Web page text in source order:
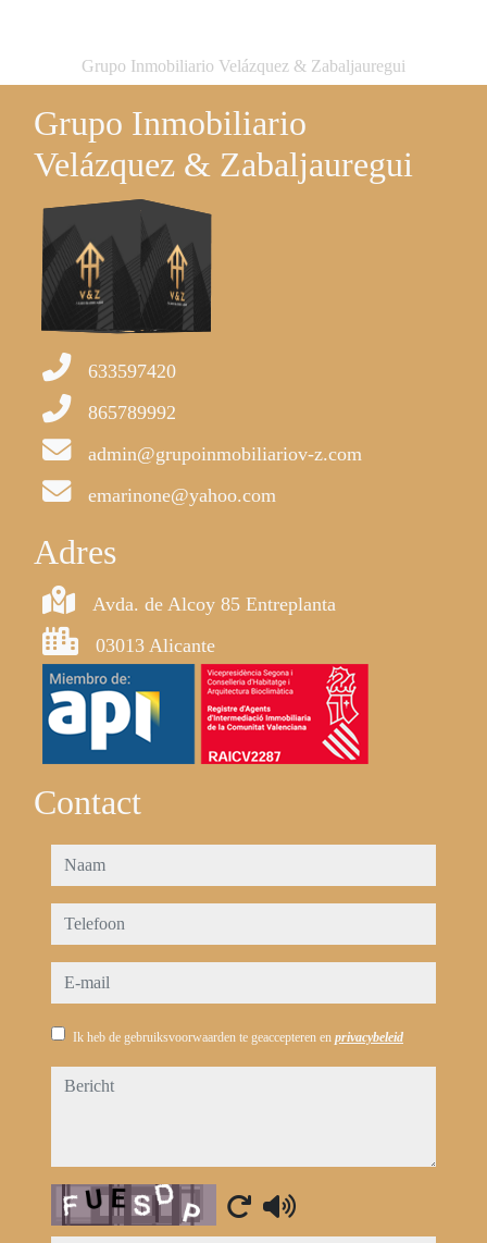
Grupo Inmobiliario Velázquez & Zabaljauregui
Grupo Inmobiliario
Velázquez & Zabaljauregui
633597420
865789992
admin@grupoinmobiliariov-z.com
emarinone@yahoo.com
Adres
Avda. de Alcoy 85 Entreplanta
03013 Alicante
Contact
naam
telefoon
e-mail
Ik heb de gebruiksvoorwaarden te geaccepteren en privacybeleid
bericht
Captcha